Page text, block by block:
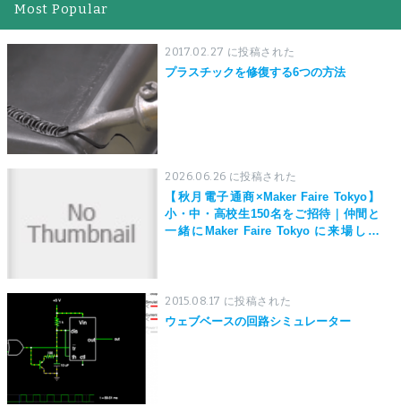
Most Popular
2017.02.27 に投稿された
プラスチックを修復する6つの方法
2026.06.26 に投稿された
【秋月電子通商×Maker Faire Tokyo】
小・中・高校生150名をご招待｜仲間と
一緒にMaker Faire Tokyo に来場しよ
2015.08.17 に投稿された
ウェブベースの回路シミュレーター